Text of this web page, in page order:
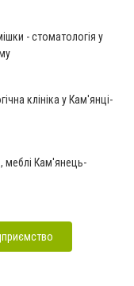
- стоматологія у
клініка у Кам'янці-
меблі Кам'янець-